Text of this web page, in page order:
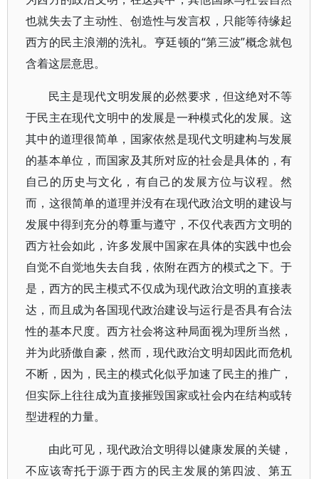
也就失去了主动性、创造性与发言权，只能等待缘起
西方的民主浪潮的洗礼。亨廷顿的“第三波”概念就包
含着这层意思。
民主是现代文明发展的必然要求，但这绝对不等
于民主在现代文明中的发展是一种模式化的发展。这
其中的道理很简单，国家依然是现代文明建构与发展
的基本单位，而国家及其所对应的社会是具体的，有
自己的历史与文化，有自己的发展方位与议程。然
而，这很简单的道理并没有在现代政治文明的建设与
发展中得到充分的尊重与遵守，不仅代表西方文明的
西方社会如此，许多发展中国家在具体的实践中也会
自觉不自觉地失去自我，依附在西方的模式之下。于
是，西方的民主模式不仅成为现代政治文明的直接表
达，而且成为各国现代政治建设与运行是否具有合法
性的基本尺度。西方社会将这种局面视为理所当然，
并为此骄傲自豪，然而，现代政治文明却因此而危机
不断，因为，民主的模式化似乎加速了民主的推广，
但实际上往往成为直接摧毁国家或社会内在结构或转
型进程的力量。
由此可见，现代政治文明得以健康发展的关键，
不应该寄托于源于西方的民主发展的第四波、第五